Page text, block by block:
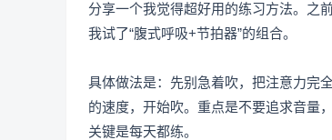
分享一个我觉得超好用的练习方法。之
我试了“腹式呼吸+节拍器”的组合。
具体做法是：先别急着吹，把注意力完
的速度，开始吹。重点是不要追求音量
关键是每天都练。